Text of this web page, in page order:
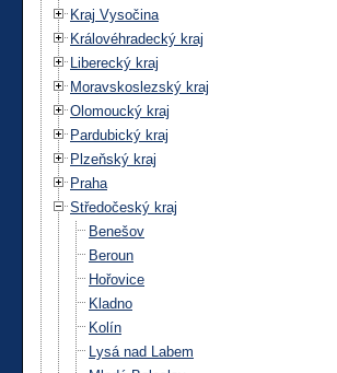
Kraj Vysočina
Královéhradecký kraj
Liberecký kraj
Moravskoslezský kraj
Olomoucký kraj
Pardubický kraj
Plzeňský kraj
Praha
Středočeský kraj
Benešov
Beroun
Hořovice
Kladno
Kolín
Lysá nad Labem